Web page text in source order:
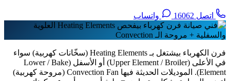
اتصل 16062 واتساب
فرن الكهرباء بيشتغل بـ Heating Elements (سخّانات كهربية) سواء
في الأعلى (Upper Element / Broiler) أو الأسفل (Lower / Bake
Element). الموديلات الحديثة فيها Convection Fan (مروحة كهربية)